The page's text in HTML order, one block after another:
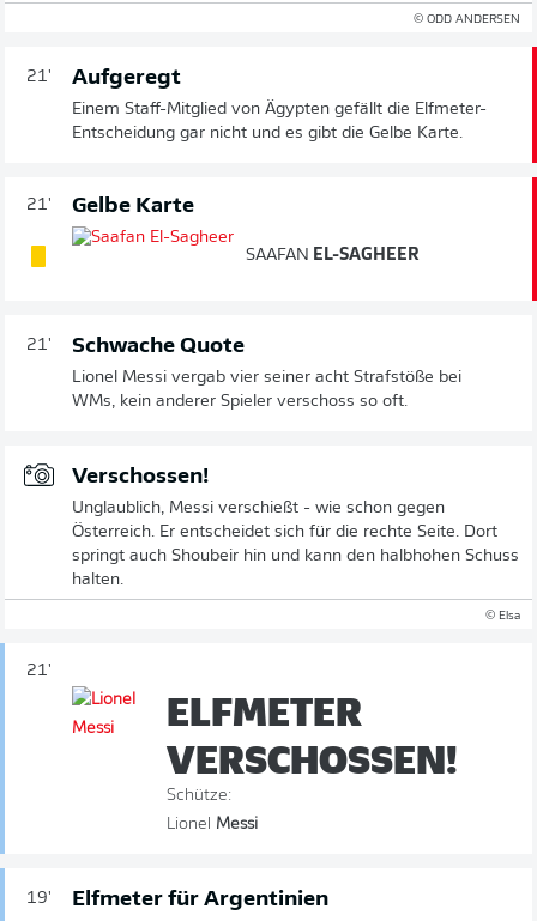
© ODD ANDERSEN
21' Aufgeregt
Einem Staff-Mitglied von Ägypten gefällt die Elfmeter-
Entscheidung gar nicht und es gibt die Gelbe Karte.
21' Gelbe Karte
SAAFAN EL-SAGHEER
21' Schwache Quote
Lionel Messi vergab vier seiner acht Strafstöße bei
WMs, kein anderer Spieler verschoss so oft.
Verschossen!
Unglaublich, Messi verschießt - wie schon gegen
Österreich. Er entscheidet sich für die rechte Seite. Dort
springt auch Shoubeir hin und kann den halbhohen Schuss
halten.
© Elsa
21'
ELFMETER
VERSCHOSSEN!
Schütze:
Lionel Messi
19' Elfmeter für Argentinien